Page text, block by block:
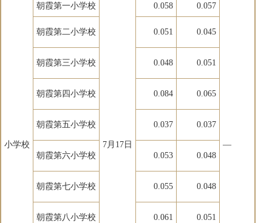
小学校
朝霞第一小学校
7月17日
0.058 0.057
―
朝霞第二小学校 0.051 0.045
朝霞第三小学校 0.048 0.051
朝霞第四小学校 0.084 0.065
朝霞第五小学校 0.037 0.037
朝霞第六小学校 0.053 0.048
朝霞第七小学校 0.055 0.048
朝霞第八小学校 0.061 0.051